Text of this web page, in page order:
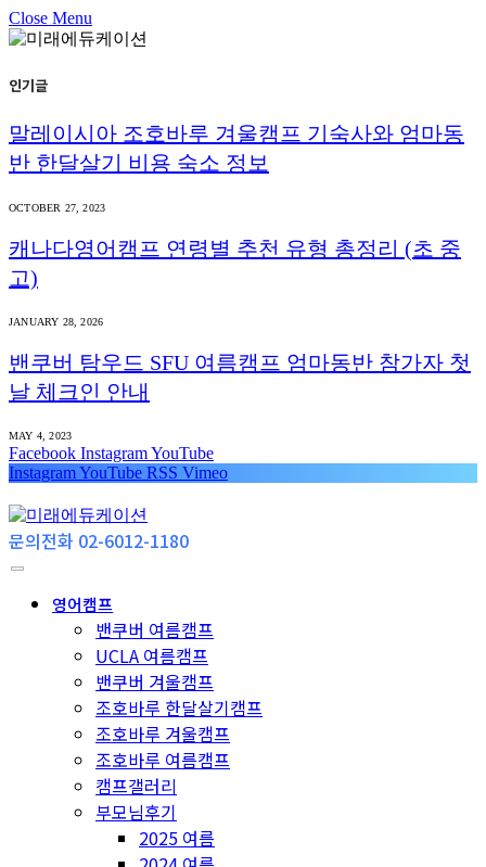
Close Menu
인기글
말레이시아 조호바루 겨울캠프 기숙사와 엄마동
반 한달살기 비용 숙소 정보
OCTOBER 27, 2023
캐나다영어캠프 연령별 추천 유형 총정리 (초 중
고)
JANUARY 28, 2026
밴쿠버 탐우드 SFU 여름캠프 엄마동반 참가자 첫
날 체크인 안내
MAY 4, 2023
Facebook InstagramYouTube
InstagramYouTube RSS Vimeo
문의전화 02-6012-1180
영어캠프
밴쿠버 여름캠프
UCLA 여름캠프
밴쿠버 겨울캠프
조호바루 한달살기캠프
조호바루 겨울캠프
조호바루 여름캠프
캠프갤러리
부모님후기
2025 여름